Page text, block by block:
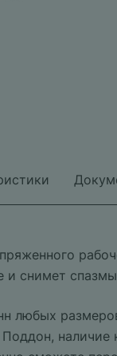
снимет
любых